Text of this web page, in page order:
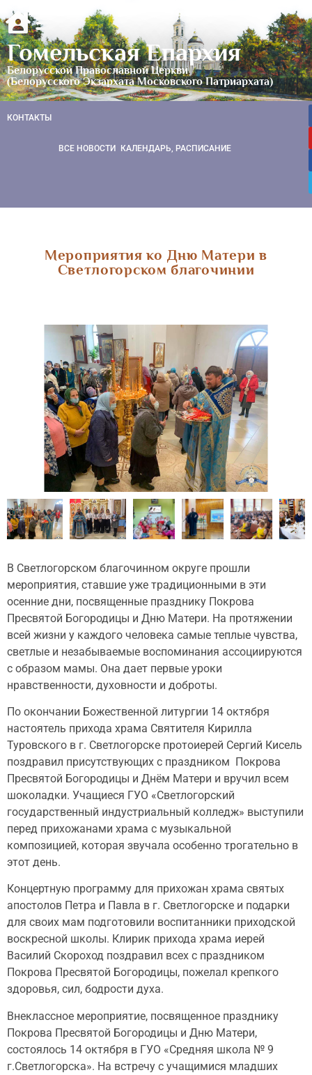
Гомельская Епархия
Белорусской Православной Церкви
(Белорусского Экзархата Московского Патриархата)
КОНТАКТЫ
ВСЕ НОВОСТИ КАЛЕНДАРЬ, РАСПИСАНИЕ
Мероприятия ко Дню Матери в
Светлогорском благочинии
В Светлогорском благочинном округе прошли
мероприятия, ставшие уже традиционными в эти
осенние дни, посвященные празднику Покрова
Пресвятой Богородицы и Дню Матери. На протяжении
всей жизни у каждого человека самые теплые чувства,
светлые и незабываемые воспоминания ассоциируются
с образом мамы. Она дает первые уроки
нравственности, духовности и доброты.
По окончании Божественной литургии 14 октября
настоятель прихода храма Святителя Кирилла
Туровского в г. Светлогорске протоиерей Сергий Кисель
поздравил присутствующих с праздником Покрова
Пресвятой Богородицы и Днём Матери и вручил всем
шоколадки. Учащиеся ГУО «Светлогорский
государственный индустриальный колледж» выступили
перед прихожанами храма с музыкальной
композицией, которая звучала особенно трогательно в
этот день.
Концертную программу для прихожан храма святых
апостолов Петра и Павла в г. Светлогорске и подарки
для своих мам подготовили воспитанники приходской
воскресной школы. Клирик прихода храма иерей
Василий Скороход поздравил всех с праздником
Покрова Пресвятой Богородицы, пожелал крепкого
здоровья, сил, бодрости духа.
Внеклассное мероприятие, посвященное празднику
Покрова Пресвятой Богородицы и Дню Матери,
состоялось 14 октября в ГУО «Средняя школа № 9
г.Светлогорска». На встречу с учащимися младших